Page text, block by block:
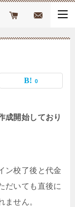
0
成開始しており
ン校了後と代金
だいても直後に
ません。